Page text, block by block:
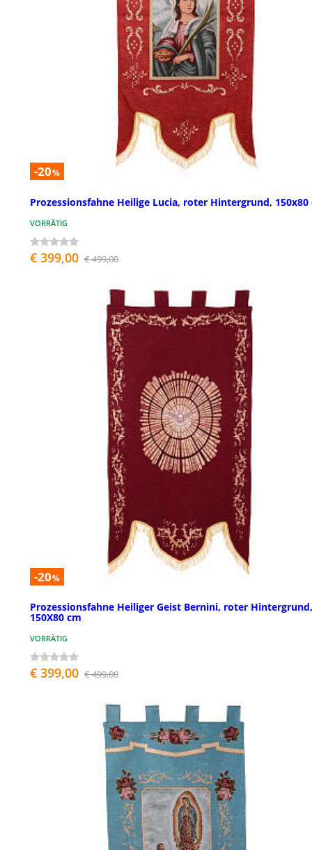
-20%
Prozessionsfahne Heilige Lucia, roter Hintergrund, 150x80
VORRÄTIG
€ 399,00 € 499,00
-20%
Prozessionsfahne Heiliger Geist Bernini, roter Hintergrund,
150X80 cm
VORRÄTIG
€ 399,00 € 499,00